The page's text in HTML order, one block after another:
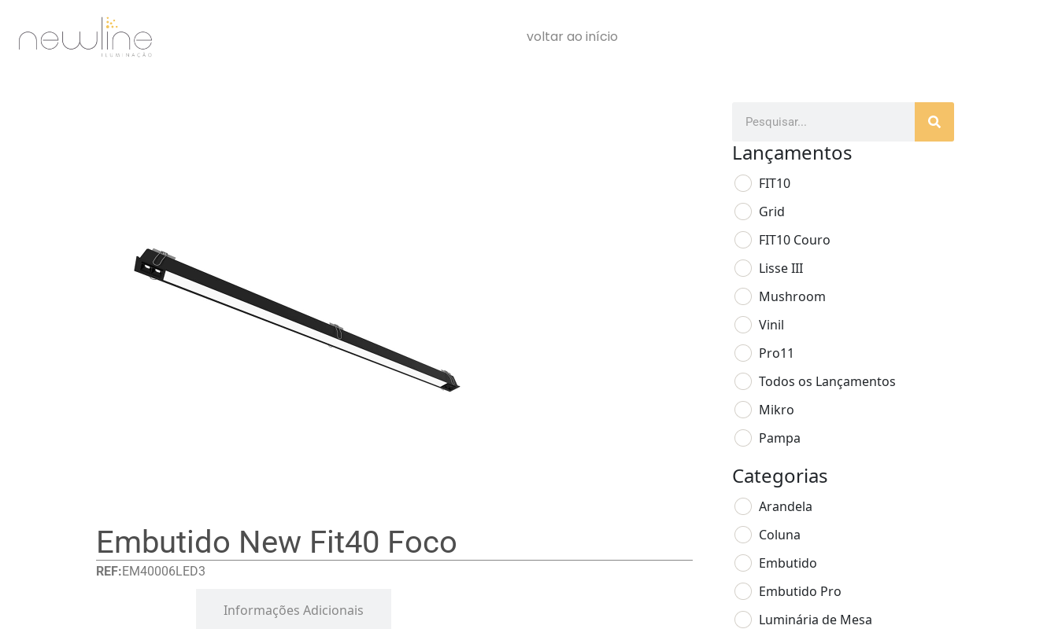
voltar ao início
Embutido New Fit40 Foco
REF:EM40006LED3
Informações Adicionais
Lançamentos
FIT10
Grid
FIT10 Couro
Lisse III
Mushroom
Vinil
Pro11
Todos os Lançamentos
Mikro
Pampa
Categorias
Arandela
Coluna
Embutido
Embutido Pro
Luminária de Mesa